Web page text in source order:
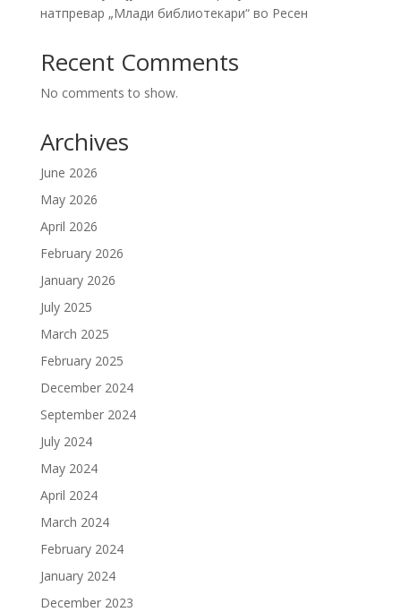
натпревар „Млади библиотекари“ во Ресен
Recent Comments
No comments to show.
Archives
June 2026
May 2026
April 2026
February 2026
January 2026
July 2025
March 2025
February 2025
December 2024
September 2024
July 2024
May 2024
April 2024
March 2024
February 2024
January 2024
December 2023